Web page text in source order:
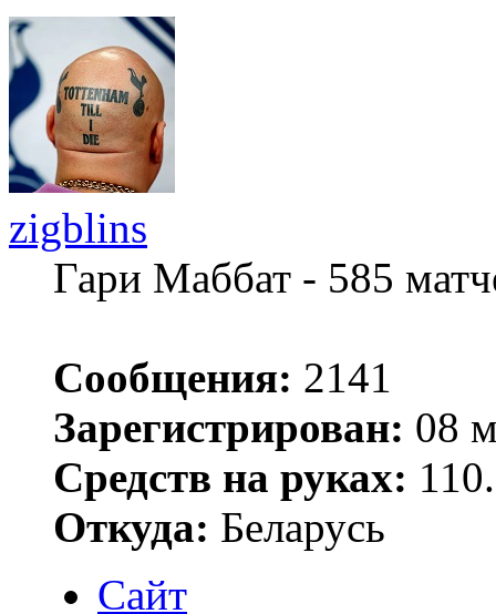
zigblins
Гари Маббат - 585
Сообщения: 2141
Зарегистрирован: 08
Средств на руках:
Откуда: Беларусь
Сайт